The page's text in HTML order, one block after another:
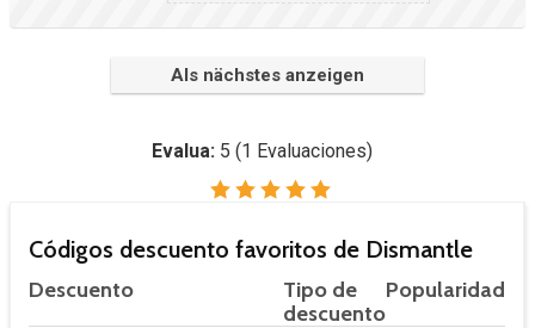
Als nächstes anzeigen
Evalua: 5 (1 Evaluaciones)
Códigos descuento favoritos de Dismantle
Descuento
Tipo de
descuento
Popularidad